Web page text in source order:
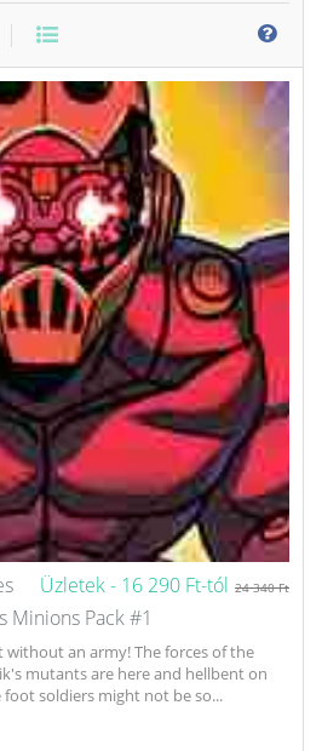
Üzletek - 16 290 Ft-tól 24 340 Ft
Minions Pack #1
without an army! The forces of the
mutants are here and hellbent on
soldiers might not be so...